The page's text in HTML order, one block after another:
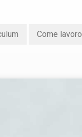
Come lavoro